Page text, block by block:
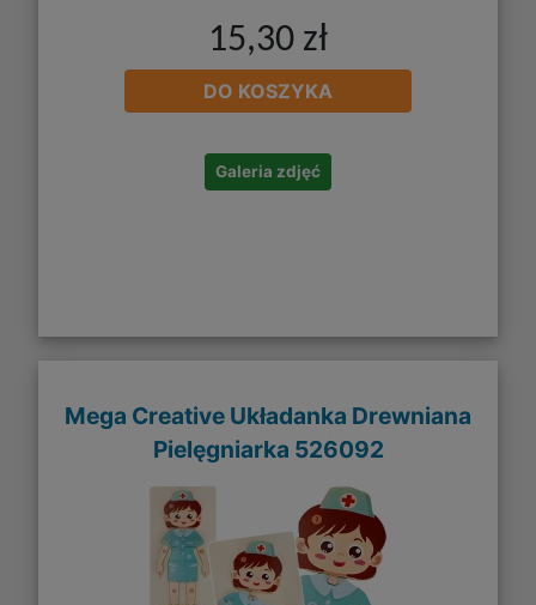
15,30 zł
DO KOSZYKA
Galeria zdjęć
Mega Creative Układanka Drewniana
Pielęgniarka 526092